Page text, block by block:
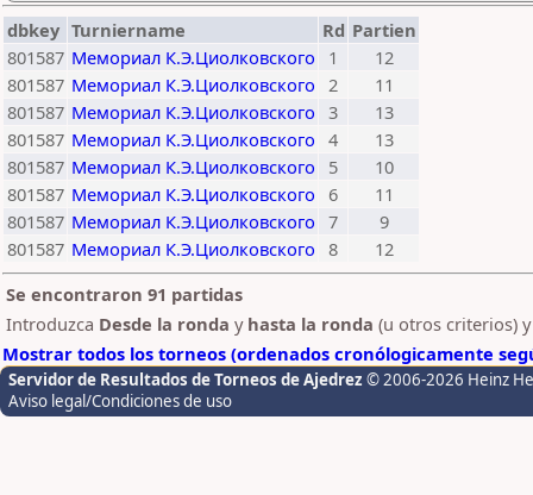
dbkey Turniername Rd Partien
801587 Мемориал К.Э.Циолковского 1
12
801587 Мемориал К.Э.Циолковского 2
11
801587 Мемориал К.Э.Циолковского 3
13
801587 Мемориал К.Э.Циолковского 4
13
801587 Мемориал К.Э.Циолковского 5
10
801587 Мемориал К.Э.Циолковского 6
11
801587 Мемориал К.Э.Циолковского 7
9
801587 Мемориал К.Э.Циолковского 8
12
Se encontraron 91 partidas
Introduzca Desde la ronda y hasta la ronda (u otros criterios)
Mostrar todos los torneos (ordenados cronólogicamente
Servidor de Resultados de Torneos de Ajedrez © 2006-2026 Heinz
Aviso legal/Condiciones de uso